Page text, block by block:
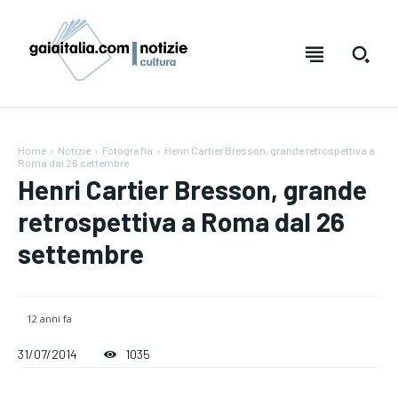
Testo: A-
Testo: A-
Home Notizie Fotografia
Henri Cartier Bresson, grande retrospettiva a
Roma dal 26 settembre
Henri Cartier Bresson, grande
retrospettiva a Roma dal 26
settembre
12 anni fa
31/07/2014 1035